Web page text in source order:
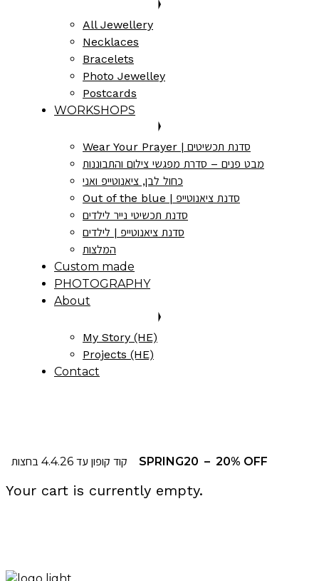
All Jewellery
Necklaces
Bracelets
Photo Jewelley
Postcards
WORKSHOPS
Wear Your Prayer | סדנת תכשיטים
מבט פנים – סדרת מפגשי צילום והתבוננות
כחול לבן, ציאנוטייפ ואני
Out of the blue | סדנת ציאנוטייפ
סדנת תכשיטי נייר לילדים
סדנת ציאנוטייפ | לילדים
המלצות
Custom made
PHOTOGRAPHY
About
My Story (HE)
Projects (HE)
Contact
SPRING20 – 20% OFF
Your cart is currently empty.